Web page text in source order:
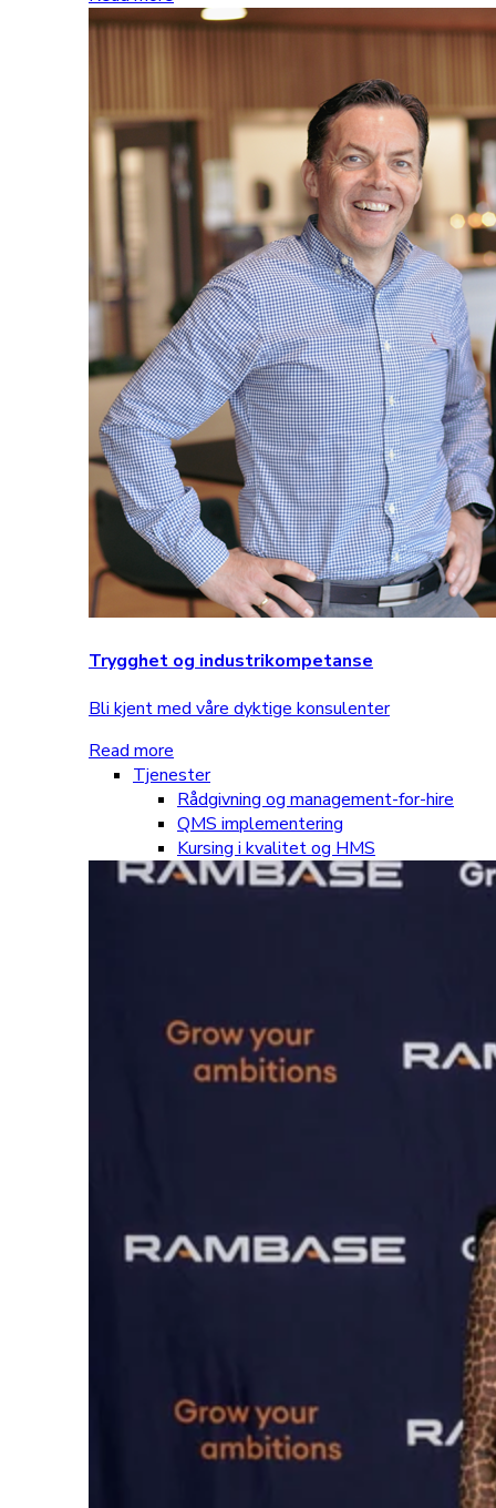
Trygghet og industrikompetanse
Bli kjent med våre dyktige konsulenter
Read more
Tjenester
Rådgivning og management-for-hire
QMS implementering
Kursing i kvalitet og HMS